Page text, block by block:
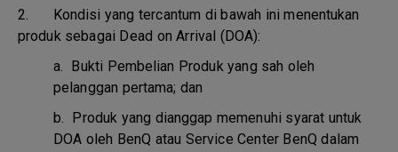
2. Kondisi yang tercantum di bawah ini menentukan
produk sebagai Dead on Arrival (DOA):
a. Bukti Pembelian Produk yang sah oleh
pelanggan pertama; dan
b. Produk yang dianggap memenuhi syarat untuk
DOA oleh BenQ atau Service Center BenQ dalam